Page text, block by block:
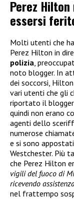
Perez
essersi
Molti utenti che
Perez Hilton in
polizia ,
noto blogger. In
dei soccorsi,
vari utenti che gli
riportato il
quindi non erano
agenti dello
numerose
e si sono
Westchester. Più
che Perez Hilton
vigili del fuoco di
ricevendo
nel frattempo